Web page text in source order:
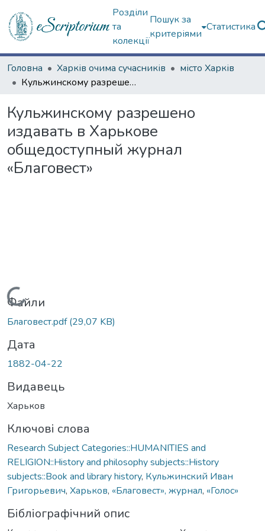
Розділи
та
колекції
Пошук за
критеріями
Статистика
Головна Харків очима сучасників
місто Харків
Кульжинскому разрешено издавать в Харькове общедоступный журнал «Благовест»
Кульжинскому разрешено
издавать в Харькове
общедоступный журнал
«Благовест»
Вантажиться...
Файли
Благовест.pdf(29,07 KB)
Дата
1882-04-22
Видавець
Харьков
Ключові слова
Research Subject Categories::HUMANITIES and
RELIGION::History and philosophy subjects::History
subjects::Book and library history, Кульжинский Иван
Григорьевич, Харьков, «Благовест», журнал, «Голос»
Бібліографічний опис